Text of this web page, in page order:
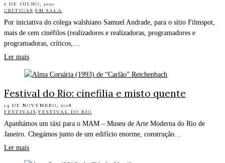
6 DE JULHO, 2020
CRÍTICAS·EM SALA
Por iniciativa do colega walshiano Samuel Andrade, para o sítio Filmspot,
mais de cem cinéfilos (realizadores e realizadoras, programadores e
programadoras, críticos,…
Ler mais
Festival do Rio: cinefilia e misto quente
14 DE NOVEMBRO, 2018
FESTIVAIS·FESTIVAL DO RIO
Apanhámos um táxi para o MAM – Museu de Arte Moderna do Rio de
Janeiro. Chegámos junto de um edifício enorme, construção…
Ler mais